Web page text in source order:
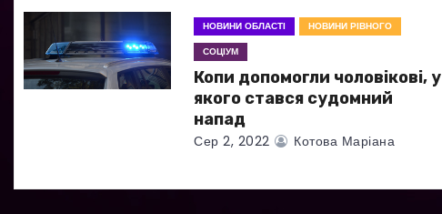
с
і
НОВИНИ ОБЛАСТІ
НОВИНИ РІВНОГО
СОЦІУМ
Копи допомогли чоловікові, у
якого стався судомний
напад
Сер 2, 2022 Котова Маріана